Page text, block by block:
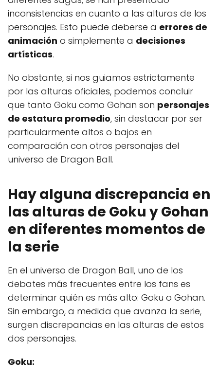
inconsistencias en cuanto a las alturas de los
personajes. Esto puede deberse a errores de
animación o simplemente a decisiones
artísticas.
No obstante, si nos guiamos estrictamente
por las alturas oficiales, podemos concluir
que tanto Goku como Gohan son personajes
de estatura promedio, sin destacar por ser
particularmente altos o bajos en
comparación con otros personajes del
universo de Dragon Ball.
Hay alguna discrepancia en
las alturas de Goku y Gohan
en diferentes momentos de
la serie
En el universo de Dragon Ball, uno de los
debates más frecuentes entre los fans es
determinar quién es más alto: Goku o Gohan.
Sin embargo, a medida que avanza la serie,
surgen discrepancias en las alturas de estos
dos personajes.
Goku: